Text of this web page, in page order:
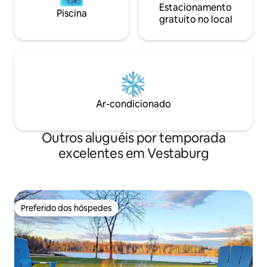
Piscina
Estacionamento
gratuito no local
Ar-condicionado
Outros aluguéis por temporada
excelentes em Vestaburg
Preferido dos hóspedes
Preferido dos hóspedes